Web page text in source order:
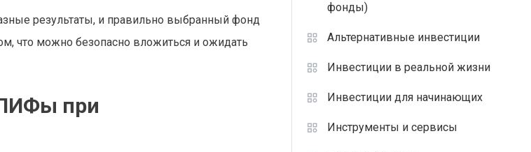
результаты, и правильно выбранный фонд
что можно безопасно вложиться и ожидать
при
фонды)
Альтернативные инвестиции
Инвестиции в реальной жизни
Инвестиции для начинающих
Инструменты и сервисы